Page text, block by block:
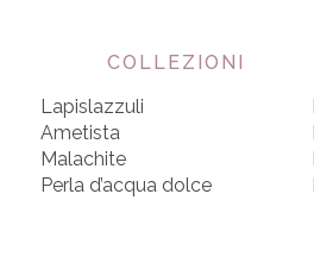
COLLEZIONI
Lapislazzuli
Ametista
Malachite
Perla d’acqua dolce